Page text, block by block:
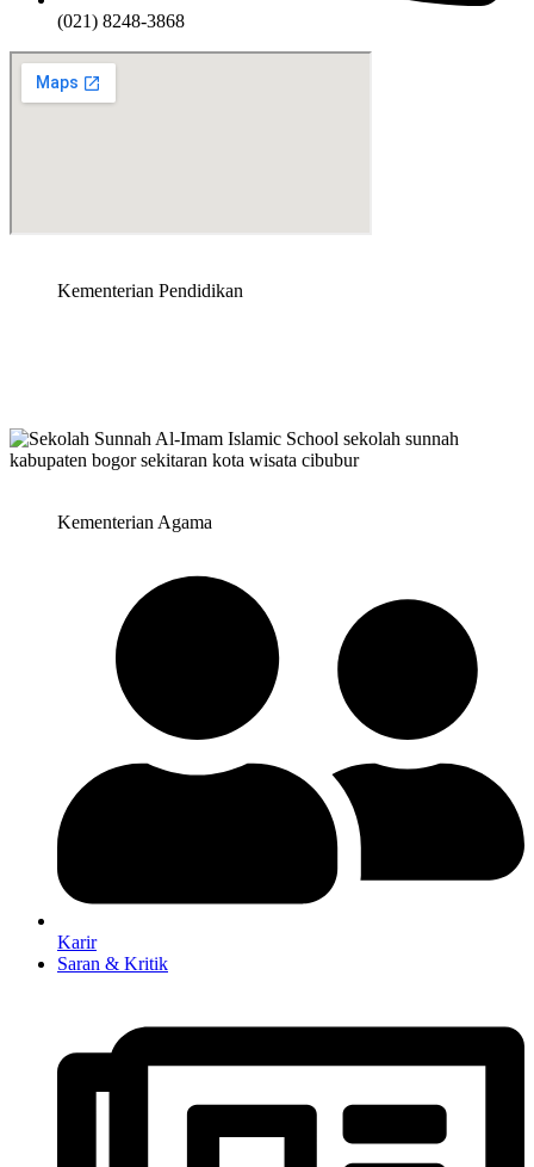
(021) 8248-3868
Kementerian Pendidikan
Kementerian Agama
Karir
Saran & Kritik